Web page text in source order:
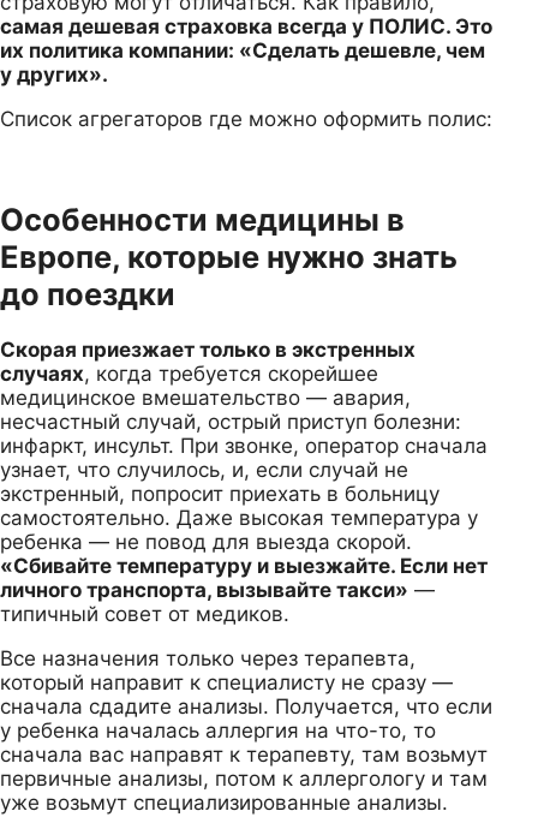
самая дешевая страховка всегда у ПОЛИС. Это
их политика компании: «Сделать дешевле, чем
у других».
Список агрегаторов где можно оформить полис:
Особенности медицины в
Европе, которые нужно знать
до поездки
Скорая приезжает только в экстренных
случаях, когда требуется скорейшее
медицинское вмешательство — авария,
несчастный случай, острый приступ болезни:
инфаркт, инсульт. При звонке, оператор сначала
узнает, что случилось, и, если случай не
экстренный, попросит приехать в больницу
самостоятельно. Даже высокая температура у
ребенка — не повод для выезда скорой.
«Сбивайте температуру и выезжайте. Если нет
личного транспорта, вызывайте такси» —
типичный совет от медиков.
Все назначения только через терапевта,
который направит к специалисту не сразу —
сначала сдадите анализы. Получается, что если
у ребенка началась аллергия на что-то, то
сначала вас направят к терапевту, там возьмут
первичные анализы, потом к аллергологу и там
уже возьмут специализированные анализы.